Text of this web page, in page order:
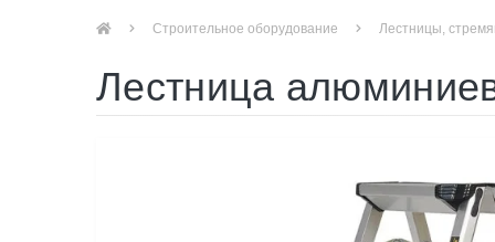
Строительное оборудование Лестницы,
Лестница